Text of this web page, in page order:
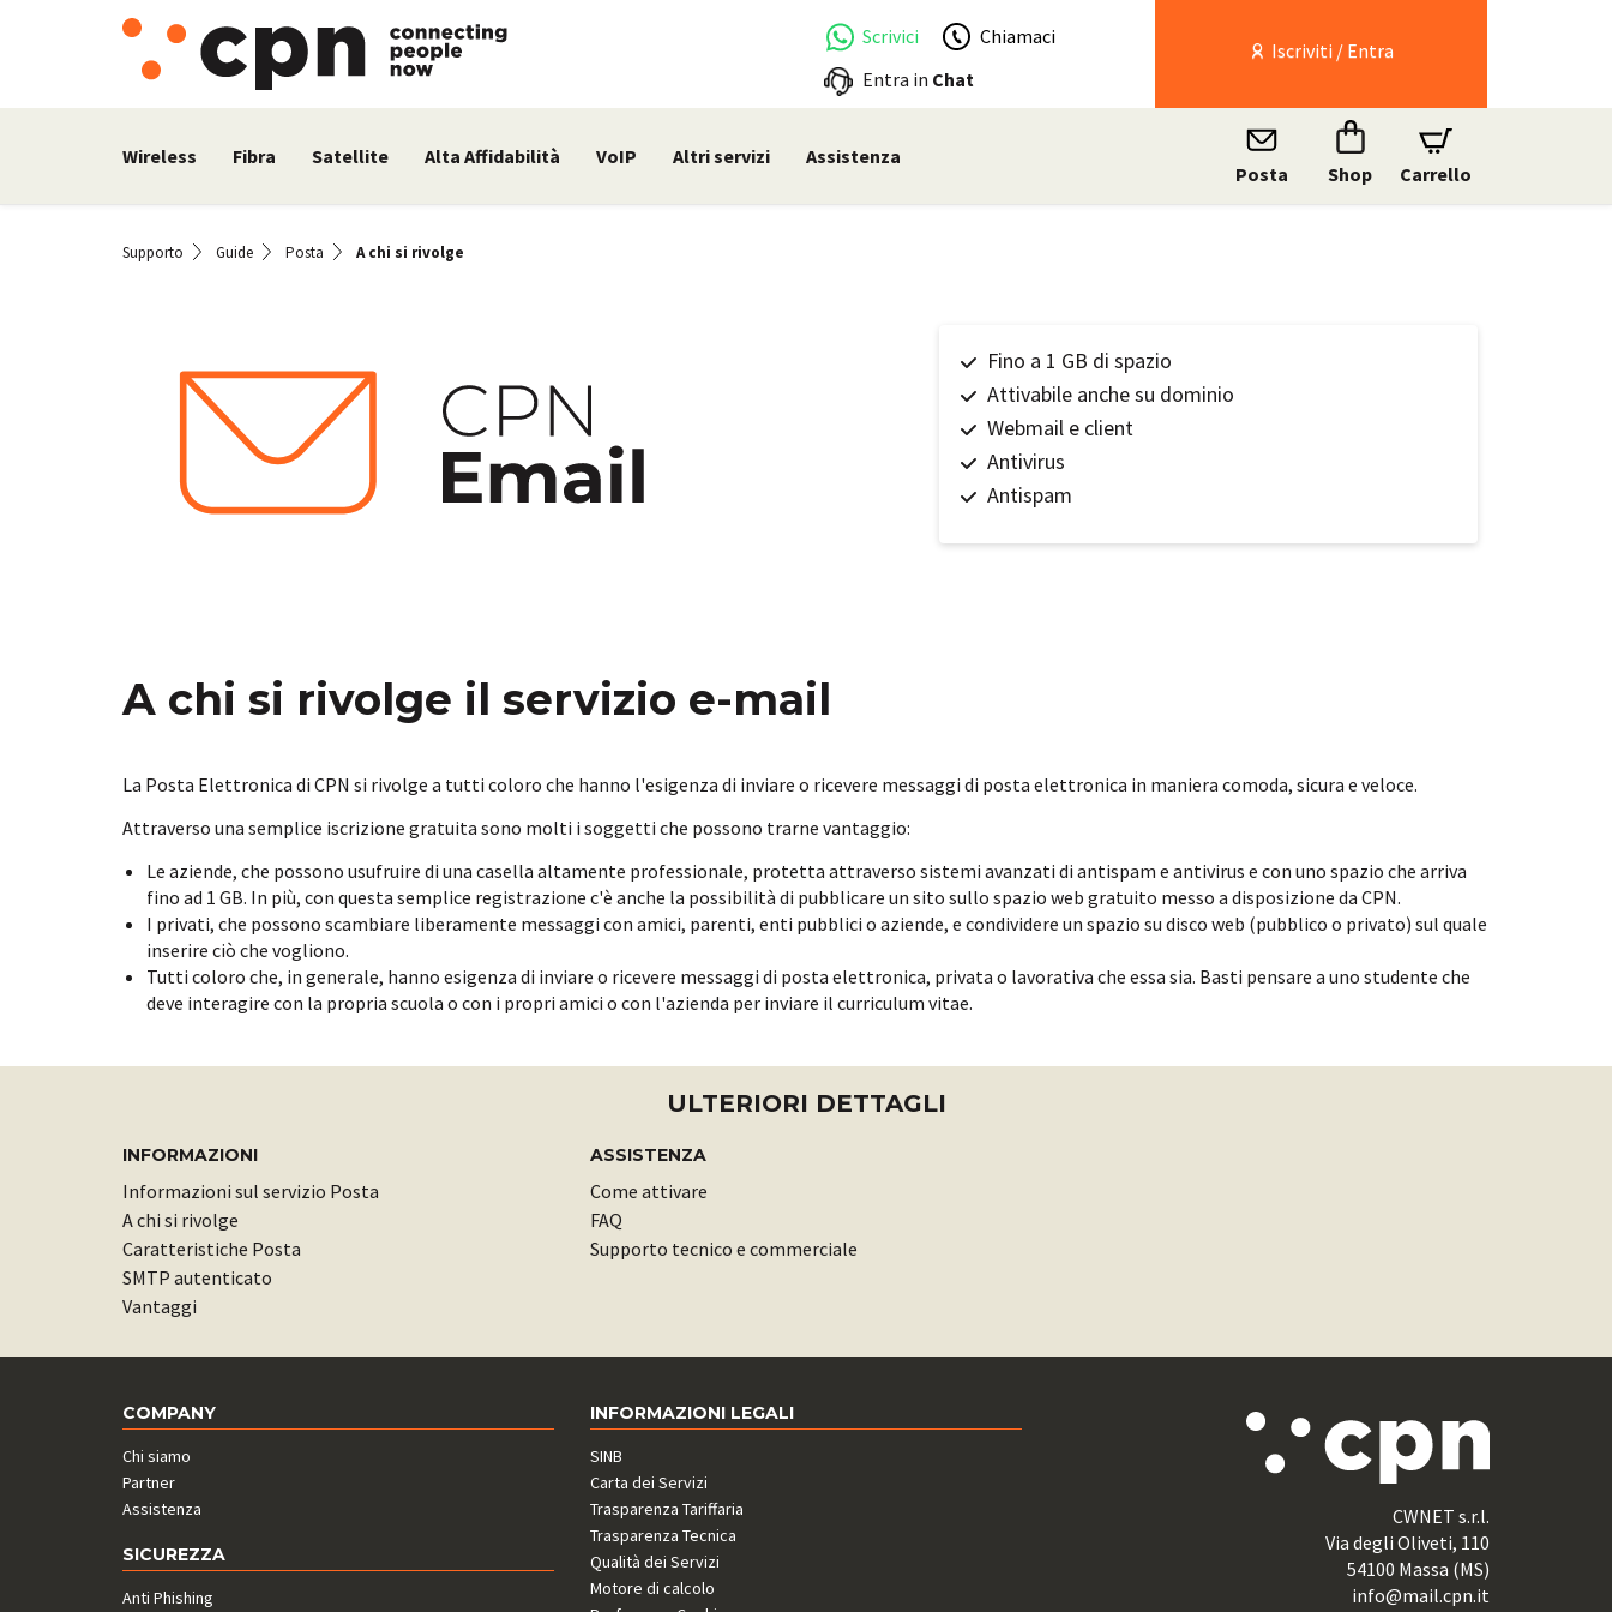
Scrivici
Chiamaci
Entra in Chat
Iscriviti / Entra
Wireless Fibra Satellite Alta Affidabilità VoIP Altri servizi Assistenza
Posta Shop Carrello
Supporto Guide Posta A chi si rivolge
Fino a 1 GB di spazio
Attivabile anche su dominio
Webmail e client
Antivirus
Antispam
A chi si rivolge il servizio e-mail
La Posta Elettronica di CPN si rivolge a tutti coloro che hanno l'esigenza di inviare o ricevere messaggi di posta elettronica in maniera comoda, sicura e veloce.
Attraverso una semplice iscrizione gratuita sono molti i soggetti che possono trarne vantaggio:
Le aziende, che possono usufruire di una casella altamente professionale, protetta attraverso sistemi avanzati di antispam e antivirus e con uno spazio che arriva
fino ad 1 GB. In più, con questa semplice registrazione c'è anche la possibilità di pubblicare un sito sullo spazio web gratuito messo a disposizione da CPN.
I privati, che possono scambiare liberamente messaggi con amici, parenti, enti pubblici o aziende, e condividere un spazio su disco web (pubblico o privato) sul quale
inserire ciò che vogliono.
Tutti coloro che, in generale, hanno esigenza di inviare o ricevere messaggi di posta elettronica, privata o lavorativa che essa sia. Basti pensare a uno studente che
deve interagire con la propria scuola o con i propri amici o con l'azienda per inviare il curriculum vitae.
ULTERIORI DETTAGLI
INFORMAZIONI
Informazioni sul servizio Posta
A chi si rivolge
Caratteristiche Posta
SMTP autenticato
Vantaggi
ASSISTENZA
Come attivare
FAQ
Supporto tecnico e commerciale
COMPANY
Chi siamo
Partner
Assistenza
SICUREZZA
Anti Phishing
INFORMAZIONI LEGALI
SINB
Carta dei Servizi
Trasparenza Tariffaria
Trasparenza Tecnica
Qualità dei Servizi
Motore di calcolo
CWNET s.r.l.
Via degli Oliveti, 110
54100 Massa (MS)
info@mail.cpn.it